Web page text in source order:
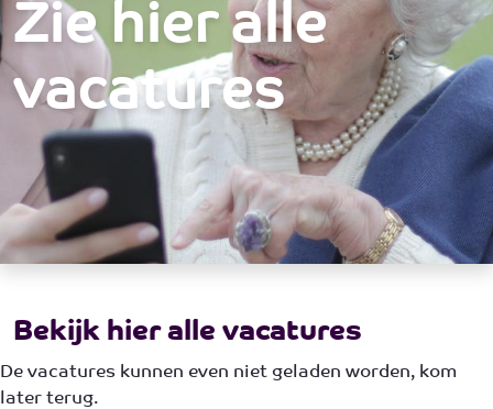
Bij jooZ
Participanten
Vacatures
Contact
Zie hier alle
vacatures
Bekijk hier alle vacatures
De vacatures kunnen even niet geladen worden, kom
later terug.